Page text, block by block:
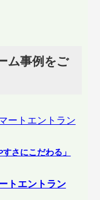
ム事例をご
すさにこだわる」
トエントラン